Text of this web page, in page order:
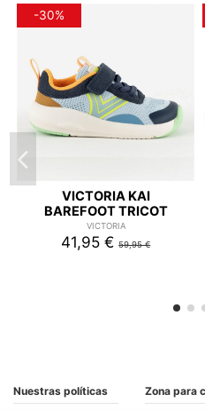
-30%
VICTORIA KAI
BAREFOOT TRICOT
VICTORIA
41,95 €59,95 €
Nuestras políticas Zona para